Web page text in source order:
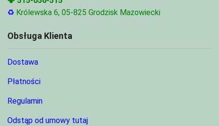
♻ Królewska 6, 05-825 Grodzisk Mazowiecki
Obsługa Klienta
Dostawa
Płatności
Regulamin
Odstąp od umowy tutaj